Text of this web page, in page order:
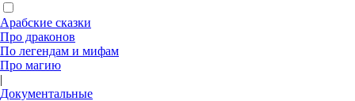
Арабские сказки
Про драконов
По легендам и мифам
Про магию
|
Документальные